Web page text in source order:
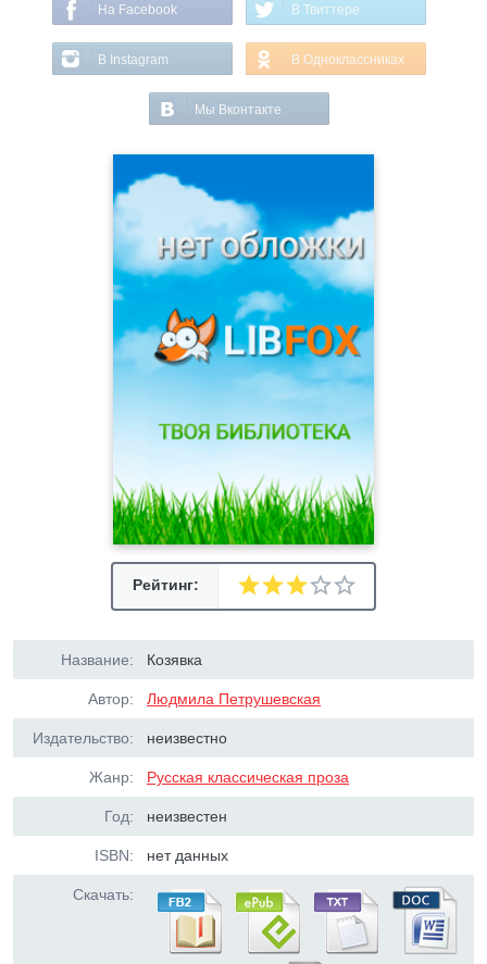
На Facebook В Твиттере
В Instagram В Одноклассниках
Мы Вконтакте
Рейтинг:
Название: Козявка
Автор: Людмила Петрушевская
Издательство: неизвестно
Жанр: Русская классическая проза
Год: неизвестен
ISBN: нет данных
Скачать: